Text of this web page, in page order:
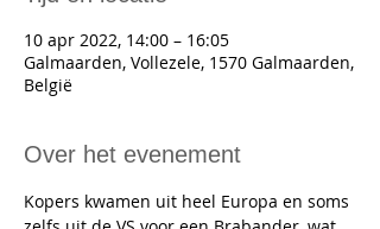
10 apr 2022, 14:00 – 16:05
Galmaarden, Vollezele, 1570 Galmaarden,
België
Over het evenement
Kopers kwamen uit heel Europa en soms